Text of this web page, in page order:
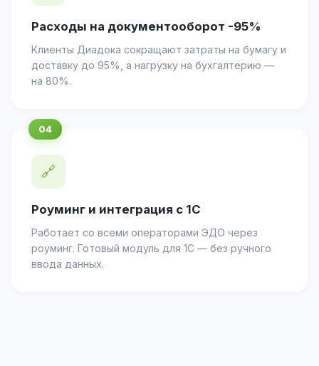
Расходы на документооборот -95%
Клиенты Диадока сокращают затраты на бумагу и
доставку до 95%, а нагрузку на бухгалтерию —
на 80%.
🔗
Роуминг и интеграция с 1С
Работает со всеми операторами ЭДО через
роуминг. Готовый модуль для 1С — без ручного
ввода данных.